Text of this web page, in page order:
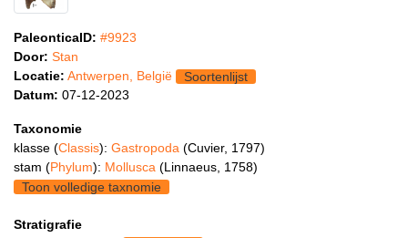
PaleonticaID: #9923
Door: Stan
Locatie: Antwerpen, België
Soortenlijst
Datum: 07-12-2023
Taxonomie
klasse (Classis): Gastropoda (Cuvier, 1797)
stam (Phylum): Mollusca (Linnaeus, 1758)
Toon volledige taxnomie
Stratigrafie